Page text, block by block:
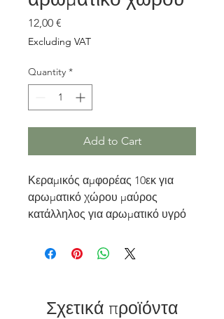
12,00 €
Excluding VAT
Quantity *
Add to Cart
Κεραμικός αμφορέας 10εκ για
αρωματικό χώρου μαύρος
κατάλληλος για αρωματικό υγρό
Σχετικά προϊόντα